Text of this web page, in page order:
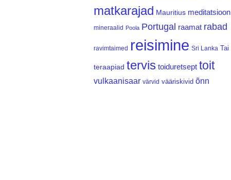
matkarajad Mauritius meditatsioon
mineraalid Poola Portugal raamat rabad
ravimtaimed reisimine Sri Lanka Tai
teraapiad tervis toiduretsept toit
vulkaanisaar värvid vääriskivid õnn